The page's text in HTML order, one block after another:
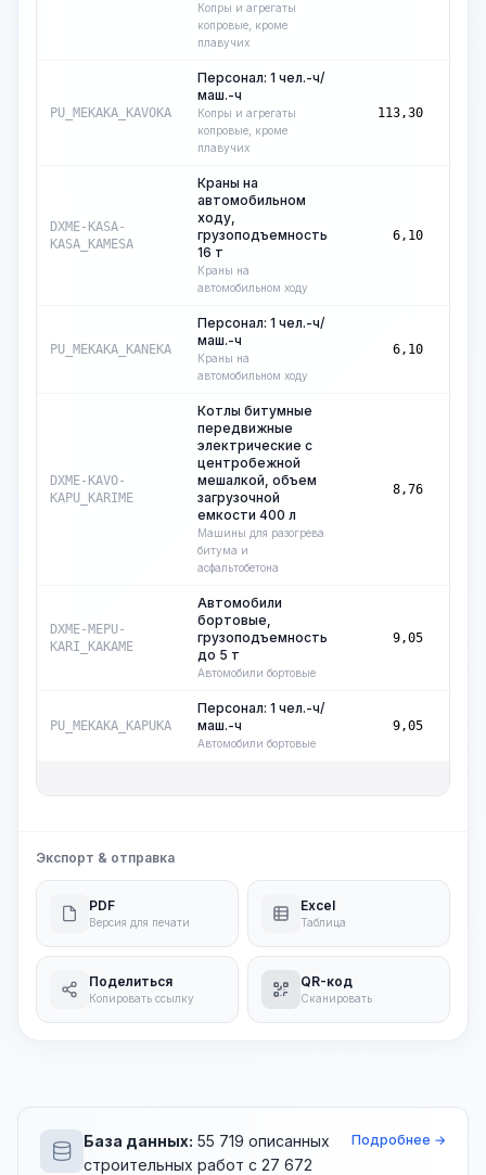
Копры и агрегаты
копровые, кроме
плавучих
PU_MEKAKA_KAVOKA
Персонал: 1 чел.-ч/
маш.-ч
Копры и агрегаты
копровые, кроме
плавучих
113,30
DXME-KASA-
KASA_KAMESA
Краны на
автомобильном
ходу,
грузоподъемность
16 т
Краны на
автомобильном ходу
6,10
PU_MEKAKA_KANEKA
Персонал: 1 чел.-ч/
маш.-ч
Краны на
автомобильном ходу
6,10
DXME-KAVO-
KAPU_KARIME
Котлы битумные
передвижные
электрические с
центробежной
мешалкой, объем
загрузочной
емкости 400 л
Машины для разогрева
битума и
асфальтобетона
8,76
DXME-MEPU-
KARI_KAKAME
Автомобили
бортовые,
грузоподъемность
до 5 т
Автомобили бортовые
9,05
PU_MEKAKA_KAPUKA
Персонал: 1 чел.-ч/
маш.-ч
Автомобили бортовые
9,05
Экспорт & отправка
PDF
Версия для печати
Excel
Таблица
Поделиться
Копировать ссылку
QR-код
Сканировать
База данных: 55 719 описанных
строительных работ с 27 672
Подробнее →